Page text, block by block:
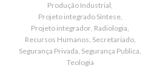
Produção Industrial,
Projeto integrado Síntese,
Projeto integrador, Radiologia,
Recursos Humanos, Secretariado,
Segurança Privada, Segurança Publica,
Teologia